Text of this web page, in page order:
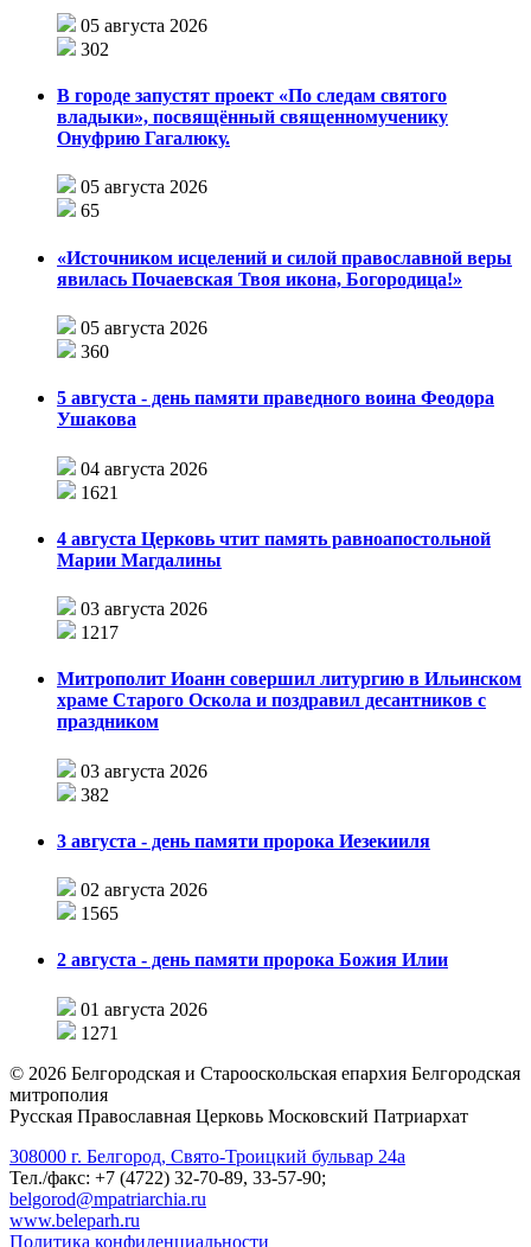
05 августа 2026
302
В городе запустят проект «По следам святого
владыки», посвящённый священномученику
Онуфрию Гагалюку.
05 августа 2026
65
«Источником исцелений и силой православной веры
явилась Почаевская Твоя икона, Богородица!»
05 августа 2026
360
5 августа - день памяти праведного воина Феодора
Ушакова
04 августа 2026
1621
4 августа Церковь чтит память равноапостольной
Марии Магдалины
03 августа 2026
1217
Митрополит Иоанн совершил литургию в Ильинском
храме Старого Оскола и поздравил десантников с
праздником
03 августа 2026
382
3 августа - день памяти пророка Иезекииля
02 августа 2026
1565
2 августа - день памяти пророка Божия Илии
01 августа 2026
1271
© 2026 Белгородская и Старооскольская епархия Белгородская
митрополия
Русская Православная Церковь Московский Патриархат
308000 г. Белгород, Свято-Троицкий бульвар 24а
Тел./факс: +7 (4722) 32-70-89, 33-57-90;
belgorod@mpatriarchia.ru
www.beleparh.ru
Политика конфиденциальности